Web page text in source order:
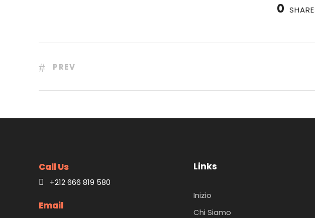
0
PREV
Call Us
+212 666 819 580
Email
Links
Inizio
Chi Siamo